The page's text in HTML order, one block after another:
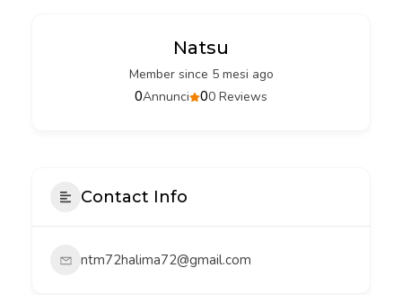
Natsu
Member since 5 mesi ago
00 Reviews
0Annunci
Contact Info
ntm72halima72@gmail.com